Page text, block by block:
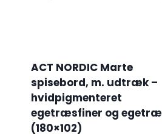
ACT NORDIC Marte
spisebord, m. udtræk –
hvidpigmenteret
egetræsfiner og egetræ
(180×102)